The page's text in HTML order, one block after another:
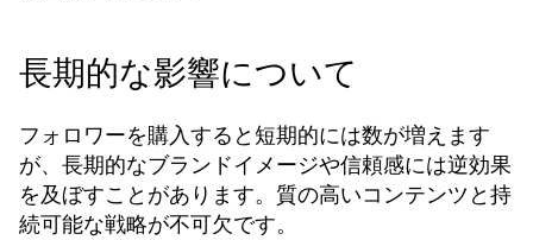
長期的な影響について
フォロワーを購入すると短期的には数が増えます
が、長期的なブランドイメージや信頼感には逆効果
を及ぼすことがあります。質の高いコンテンツと持
続可能な戦略が不可欠です。